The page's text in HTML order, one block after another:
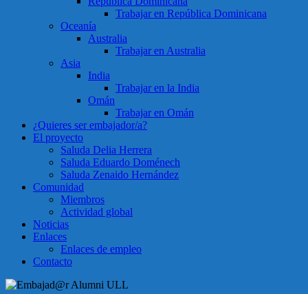
Trabajar en República Dominicana
Oceanía
Australia
Trabajar en Australia
Asia
India
Trabajar en la India
Omán
Trabajar en Omán
¿Quieres ser embajador/a?
El proyecto
Saluda Delia Herrera
Saluda Eduardo Doménech
Saluda Zenaido Hernández
Comunidad
Miembros
Actividad global
Noticias
Enlaces
Enlaces de empleo
Contacto